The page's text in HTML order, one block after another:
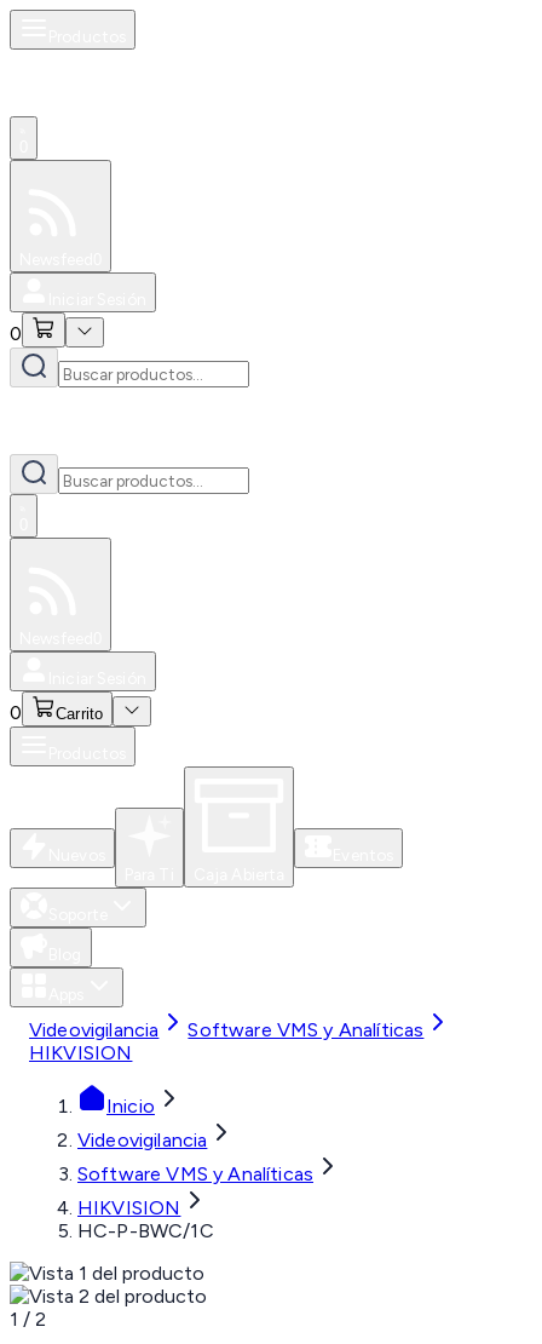
0
0 Carrito
Videovigilancia
Software VMS y Analíticas
HIKVISION
Inicio
Videovigilancia
Software VMS y Analíticas
HIKVISION
HC-P-BWC/1C
1 / 2